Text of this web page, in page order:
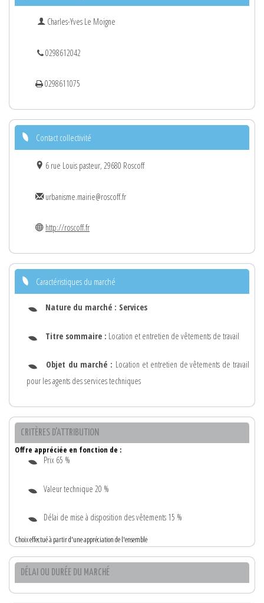
Charles-Yves Le Moigne
0298612042
0298611075
Contact collectivité
6 rue Louis pasteur, 29680 Roscoff
urbanisme.mairie@roscoff.fr
http://roscoff.fr
Caractéristiques du marché
Nature du marché : Services
Titre sommaire : Location et entretien de vêtements de travail
Objet du marché : Location et entretien de vêtements de travail
pour les agents des services techniques
CRITÈRES D'ATTRIBUTION
Offre appréciée en fonction de :
Prix 65 %
Valeur technique 20 %
Délai de mise à disposition des vêtements 15 %
Choix effectué à partir d'une appréciation de l'ensemble
DÉLAI OU DURÉE DU MARCHÉ